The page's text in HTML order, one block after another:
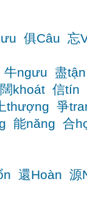
俱Câu 忘
牛ngưu 盡tận
闊khoát 信tín
上thượng 爭
能năng 合
還Hoàn 源